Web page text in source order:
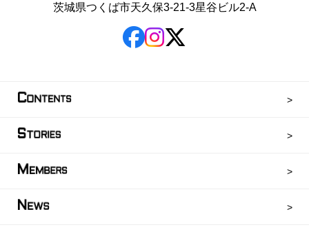
茨城県つくば市天久保3-21-3星谷ビル2-A
CONTENTS
STORIES
MEMBERS
N EWS